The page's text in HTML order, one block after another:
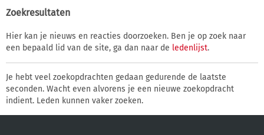
Zoekresultaten
Hier kan je nieuws en reacties doorzoeken. Ben je op zoek naar
een bepaald lid van de site, ga dan naar de ledenlijst.
Je hebt veel zoekopdrachten gedaan gedurende de laatste
seconden. Wacht even alvorens je een nieuwe zoekopdracht
indient. Leden kunnen vaker zoeken.